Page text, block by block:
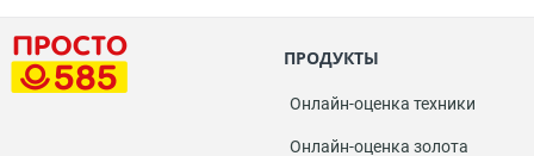
ПРОДУКТЫ
Онлайн-оценка техники
Онлайн-оценка золота